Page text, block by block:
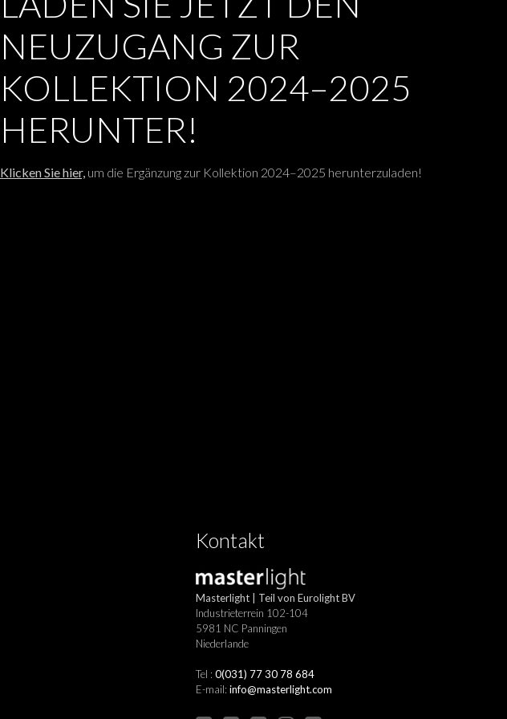
NEUZUGANG ZUR
KOLLEKTION 2024–2025
HERUNTER!
Klicken Sie hier, um die Ergänzung zur Kollektion 2024–2025 herunterzuladen!
Kontakt
Masterlight | Teil von Eurolight BV
Industrieterrein 102-104
5981 NC Panningen
Niederlande
Tel : 0(031) 77 30 78 684
E-mail: info@masterlight.com